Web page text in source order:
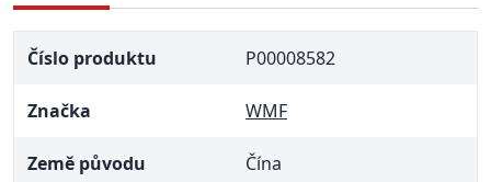
Číslo produktu P00008582
Značka WMF
Země původu Čína